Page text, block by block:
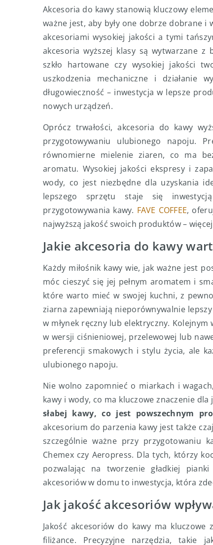
Akcesoria do kawy stanowią kluczowy
ważne jest, aby były one dobrze dobrane i
akcesoriami wysokiej jakości a tymi
akcesoria wyższej klasy są wytwarzane z
szkło hartowane czy wysokiej jakości
uszkodzenia mechaniczne i działanie
długowieczność – inwestycja w lepsze
nowych urządzeń.
Oprócz trwałości, akcesoria do kawy
przygotowywaniu ulubionego napoju.
równomierne mielenie ziaren, co ma
aromatu. Wysokiej jakości ekspresy i
wody, co jest niezbędne dla uzyskania
lepszego sprzętu staje się
przygotowywania kawy. FAVE COFFEE,
najwyższą jakość swoich produktów –
Jakie akcesoria do kawy
Każdy miłośnik kawy wie, jak ważne jest
móc cieszyć się jej pełnym aromatem i
które warto mieć w swojej kuchni, z
ziarna zapewniają nieporównywalnie
w młynek ręczny lub elektryczny.
w wersji ciśnieniowej, przelewowej lub
preferencji smakowych i stylu życia, ale
ulubionego napoju.
Nie wolno zapomnieć o miarkach i
kawy i wody, co ma kluczowe znaczenie dla
słabej kawy, co jest powszechnym
akcesorium do parzenia kawy jest także
szczególnie ważne przy przygotowaniu
Chemex czy Aeropress. Dla tych, którzy
pozwalając na tworzenie gładkiej
akcesoriów w domu to inwestycja, która
Jak jakość akcesoriów
Jakość akcesoriów do kawy ma
filiżance. Precyzyjne narzędzia, takie